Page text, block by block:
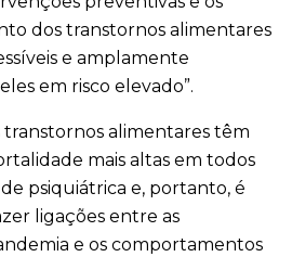
dos transtornos alimentares
e amplamente
em risco elevado”.
transtornos alimentares têm
mais altas em todos
psiquiátrica e, portanto, é
ligações entre as
e os comportamentos